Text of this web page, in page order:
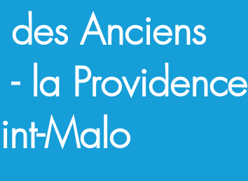
Anciens
la Providence
Malo